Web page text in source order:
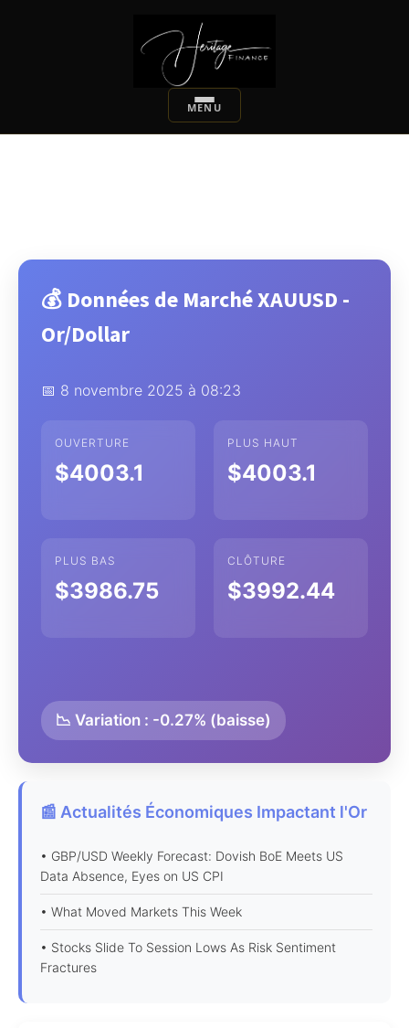
💰 Données de Marché XAUUSD -
Or/Dollar
📅 8 novembre 2025 à 08:23
OUVERTURE
$4003.1
PLUS HAUT
$4003.1
PLUS BAS
$3986.75
CLÔTURE
$3992.44
📉 Variation : -0.27% (baisse)
📰 Actualités Économiques Impactant l'Or
• GBP/USD Weekly Forecast: Dovish BoE Meets US
Data Absence, Eyes on US CPI
• What Moved Markets This Week
• Stocks Slide To Session Lows As Risk Sentiment
Fractures